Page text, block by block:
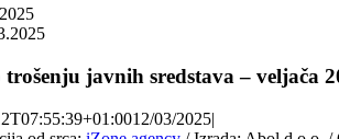
javnih sredstava – veljača
12/03/2025|